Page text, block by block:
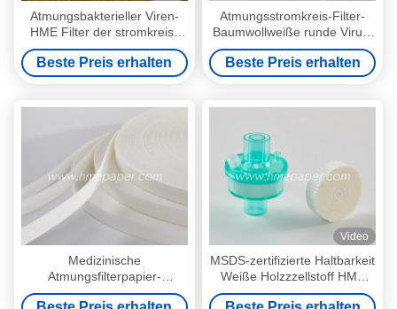
Atmungsbakterieller Viren-
HME Filter der stromkreis-
Filter-Baumwollblatt-
Beste Preis erhalten
Atmungsstromkreis-Filter-
Baumwollweiße runde Virus-
Filter-Membran
Beste Preis erhalten
Medizinische
Atmungsfilterpapier-
Baumwolle Bacerial Viren-BV
Video
MSDS-zertifizierte Haltbarkeit
Weiße Holzzzellstoff HME
Filterpapier